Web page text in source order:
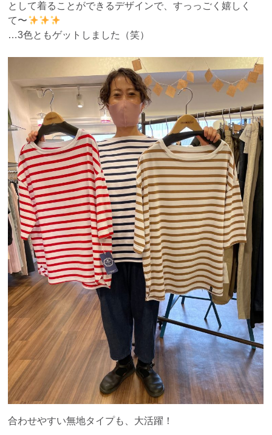
として着ることができるデザインで、すっっごく嬉しく
て〜
…3色ともゲットしました（笑）
合わせやすい無地タイプも、大活躍！